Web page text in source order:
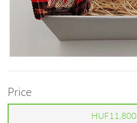
Price
HUF11,800